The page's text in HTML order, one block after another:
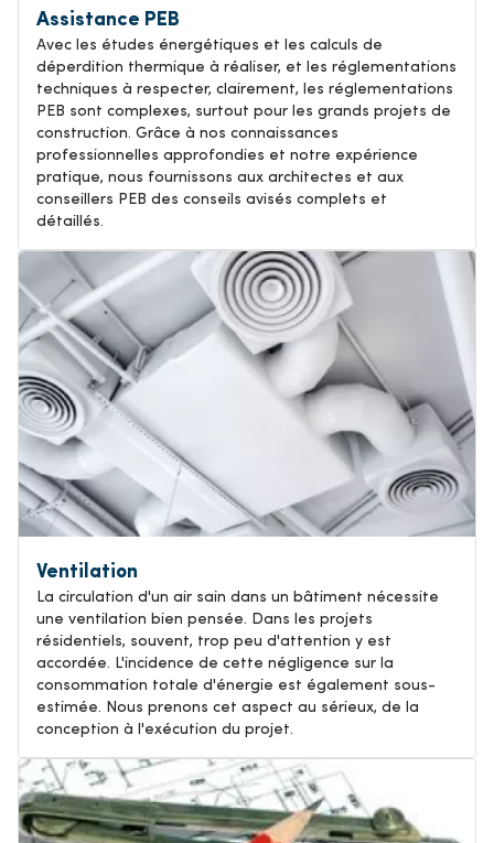
Assistance PEB
Avec les études énergétiques et les calculs de
déperdition thermique à réaliser, et les réglementations
techniques à respecter, clairement, les réglementations
PEB sont complexes, surtout pour les grands projets de
construction. Grâce à nos connaissances
professionnelles approfondies et notre expérience
pratique, nous fournissons aux architectes et aux
conseillers PEB des conseils avisés complets et
détaillés.
Ventilation
La circulation d'un air sain dans un bâtiment nécessite
une ventilation bien pensée. Dans les projets
résidentiels, souvent, trop peu d'attention y est
accordée. L'incidence de cette négligence sur la
consommation totale d'énergie est également sous-
estimée. Nous prenons cet aspect au sérieux, de la
conception à l'exécution du projet.